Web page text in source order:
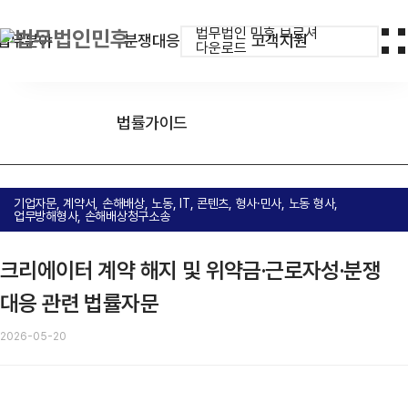
법무법인 민후 브로셔
다운로드
무분야 분쟁대응
법률가이드
고객지원
기업자문, 계약서, 손해배상, 노동, IT, 콘텐츠, 형사·민사, 노동 형사,
업무방해형사, 손해배상청구소송
크리에이터 계약 해지 및 위약금·근로자성·분쟁
대응 관련 법률자문
2026-05-20